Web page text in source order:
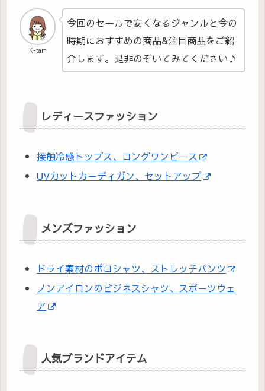
K-tam
今回のセールで安くなるジャンルと今の
時期におすすめの商品&注目商品をご紹
介します。是非のぞいてみてください♪
レディースファッション
接触冷感トップス、ロングワンピース
UVカットカーディガン、セットアップ
メンズファッション
ドライ素材のポロシャツ、ストレッチパンツ
ノンアイロンのビジネスシャツ、スポーツウェ
ア
人気ブランドアイテム